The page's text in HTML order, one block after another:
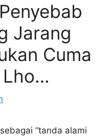
Jarang
Cuma
Lho…
“tanda alami